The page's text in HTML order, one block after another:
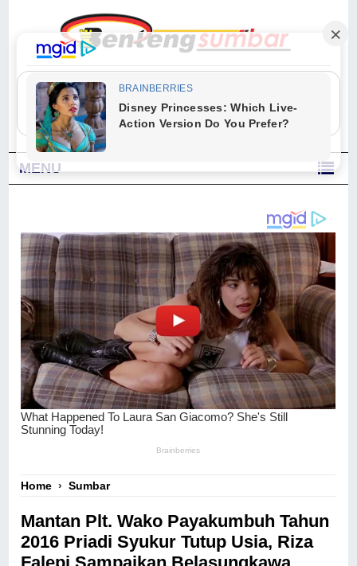
"Sesungguhnya Allah dan para malaikat-Nya berselawat untuk Nabi.
Wahai orang-orang yang beriman, berselawatlah kamu untuk Nabi dan
ucapkanlah salam dengan penuh penghormatan kepadanya." (Qs. Al
Ahzab Ayat 56)
MENU
Home ›Sumbar
Mantan Plt. Wako Payakumbuh Tahun
2016 Priadi Syukur Tutup Usia, Riza